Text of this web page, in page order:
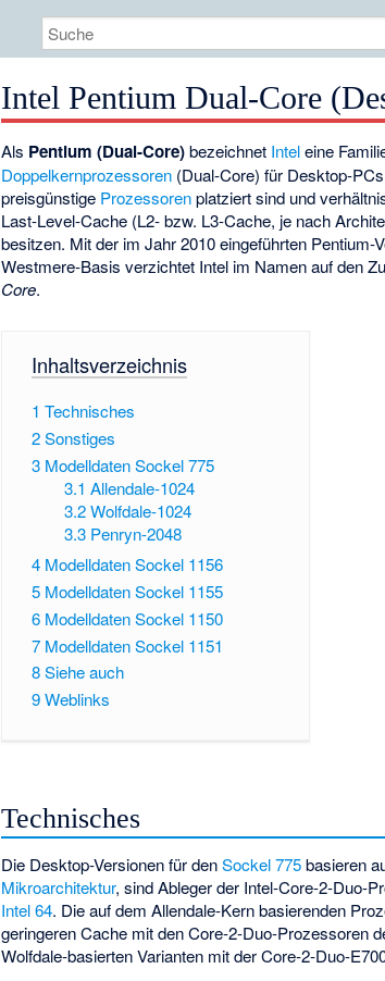
Intel Pentium Dual-Core
Als Pentium (Dual-Core)bezeichnet Inteleine
Doppelkernprozessoren (Dual-Core) für Desktop-
preisgünstige Prozessorenplatziert sind und
Last-Level-Cache (L2- bzw. L3-Cache, je nach
besitzen. Mit der im Jahr 2010 eingeführten Pentium-
Westmere-Basis verzichtet Intel im Namen auf den
Core.
Inhaltsverzeichnis
1 Technisches
2Sonstiges
3 Modelldaten Sockel 775
3.1 Allendale-1024
3.2 Wolfdale-1024
3.3 Penryn-2048
4 Modelldaten Sockel 1156
5 Modelldaten Sockel 1155
6 Modelldaten Sockel 1150
7 Modelldaten Sockel 1151
8Siehe auch
9Weblinks
Technisches
Die Desktop-Versionen für denSockel 775basieren
Mikroarchitektur, sind Ableger der Intel-Core-2-Duo-
Intel 64. Die auf dem Allendale-Kern basierenden
geringeren Cache mit den Core-2-Duo-Prozessoren
Wolfdale-basierten Varianten mit der Core-2-Duo-